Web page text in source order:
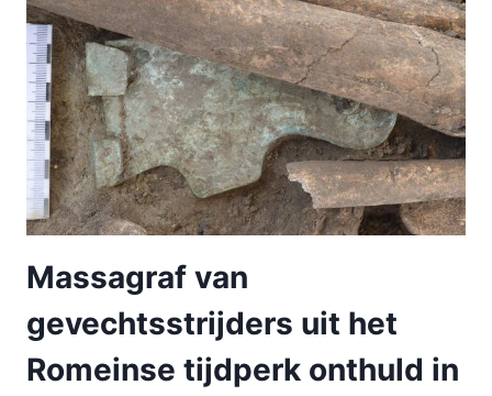
Massagraf van
gevechtsstrijders uit het
Romeinse tijdperk onthuld in